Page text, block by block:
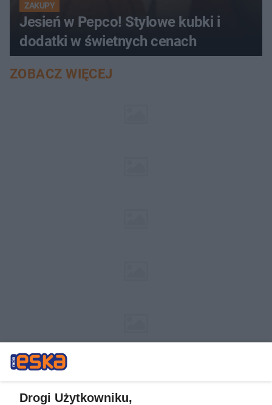
ZAKUPY
Jesień w Pepco! Stylowe kubki i
dodatki w świetnych cenach
ZOBACZ WIĘCEJ
Drogi Użytkowniku,